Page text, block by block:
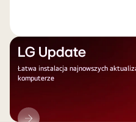
LG Update
Łatwa instalacja najnowszych
komputerze
LG